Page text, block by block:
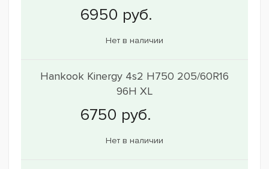
Нет в наличии
Hankook Kinergy 4s2 H750 205/60R16
96H XL
Нет в наличии